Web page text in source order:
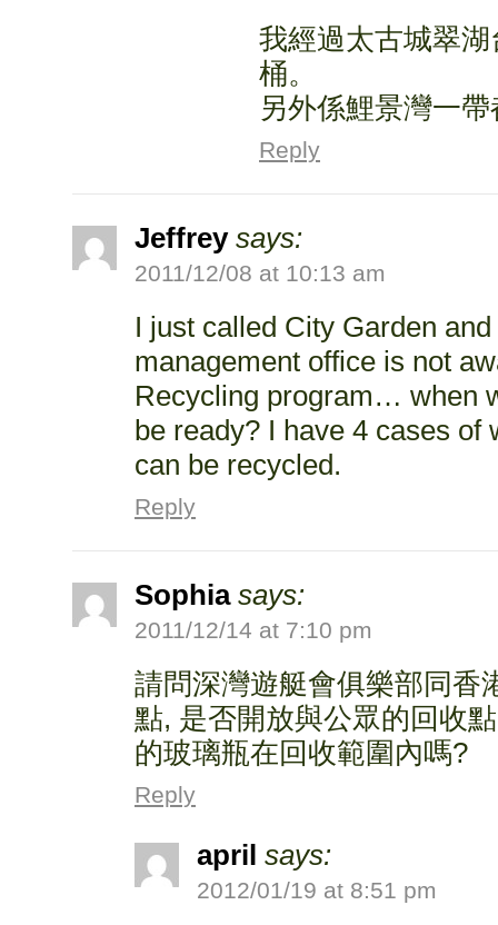
我經過太古城翠
桶。
另外係鯉景灣一
Reply
Jeffrey says:
2011/12/08 at 10:13 am
I just called City Garden
management office is not
Recycling program… when
be ready? I have 4 cases of
can be recycled.
Reply
Sophia says:
2011/12/14 at 7:10 pm
請問深灣遊艇會俱樂部同香
點, 是否開放與公眾的回收
的玻璃瓶在回收範圍內嗎?
Reply
april says:
2012/01/19 at 8:51 pm